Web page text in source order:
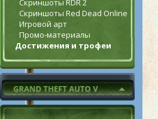
Скриншоты RDR 2
Скриншоты Red Dead Online
Игровой арт
Промо-материалы
Достижения и трофеи